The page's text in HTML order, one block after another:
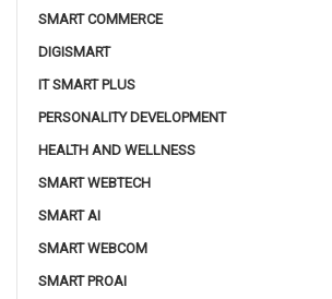
SMART COMMERCE
DIGISMART
IT SMART PLUS
PERSONALITY DEVELOPMENT
HEALTH AND WELLNESS
SMART WEBTECH
SMART AI
SMART WEBCOM
SMART PROAI